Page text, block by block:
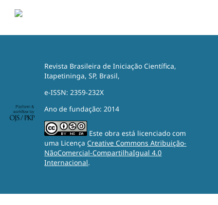
Revista Brasileira de Iniciação Científica,
Itapetininga, SP, Brasil,
e-ISSN: 2359-232X
Ano de fundação: 2014
Este obra está licenciado com
uma Licença Creative Commons Atribuição-
NãoComercial-CompartilhaIgual 4.0
Internacional.